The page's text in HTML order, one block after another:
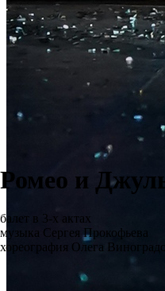
Ромео и
балет в 3-х актах
музыка Сергея Прокофьева
хореография Олега